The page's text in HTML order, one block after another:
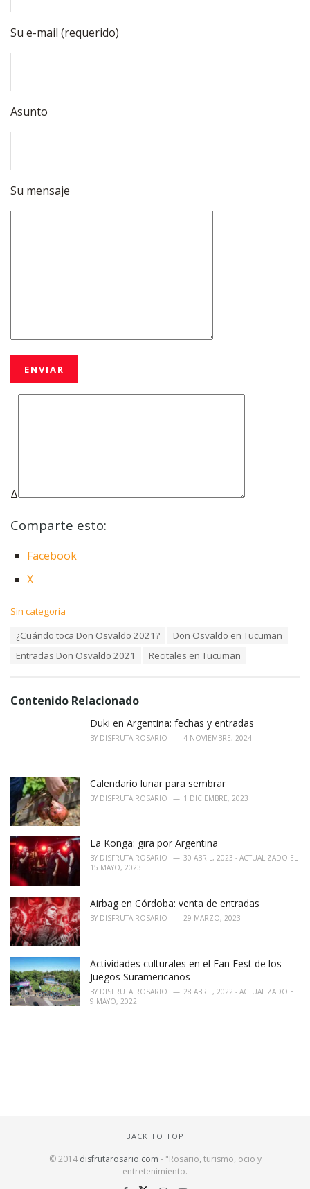
Su e-mail (requerido)
Asunto
Su mensaje
Δ
Comparte esto:
Facebook
X
C
i
Sin categoría
¿Cuándo toca Don Osvaldo 2021?
Don Osvaldo en Tucuman
Entradas Don Osvaldo 2021
Recitales en Tucuman
Contenido Relacionado
Duki en Argentina: fechas y entradas
BY DISFRUTA ROSARIO 4 NOVIEMBRE, 2024
Calendario lunar para sembrar
BY DISFRUTA ROSARIO 1 DICIEMBRE, 2023
La Konga: gira por Argentina
BY DISFRUTA ROSARIO
30 ABRIL, 2023 - ACTUALIZADO EL
15 MAYO, 2023
Airbag en Córdoba: venta de entradas
BY DISFRUTA ROSARIO 29 MARZO, 2023
Actividades culturales en el Fan Fest de los
Juegos Suramericanos
BY DISFRUTA ROSARIO
28 ABRIL, 2022 - ACTUALIZADO EL
9 MAYO, 2022
BACK TO TOP
© 2014 disfrutarosario.com - "Rosario, turismo, ocio y
entretenimiento.